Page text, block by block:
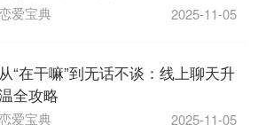
爱宝典 2025-11-05
从“在干嘛”到无话不谈：线上聊天升
全攻略
爱宝典 2025-11-05